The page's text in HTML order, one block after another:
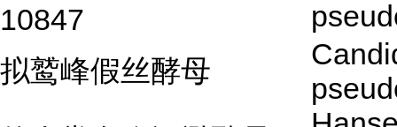
10847
拟鹫峰假丝酵母